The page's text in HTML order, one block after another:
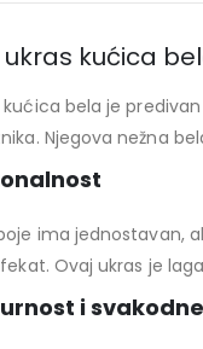
kućica
kućica bela je
Njegova nežna
ima jednostavan,
Ovaj ukras je
i